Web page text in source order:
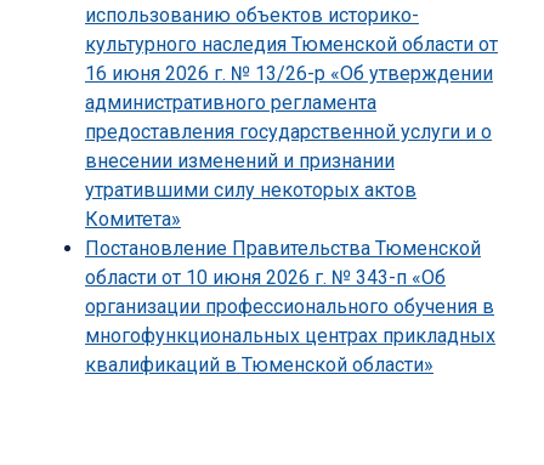
использованию объектов историко-
культурного наследия Тюменской области от
16 июня 2026 г. № 13/26-р «Об утверждении
административного регламента
предоставления государственной услуги и о
внесении изменений и признании
утратившими силу некоторых актов
Комитета»
Постановление Правительства Тюменской
области от 10 июня 2026 г. № 343-п «Об
организации профессионального обучения в
многофункциональных центрах прикладных
квалификаций в Тюменской области»